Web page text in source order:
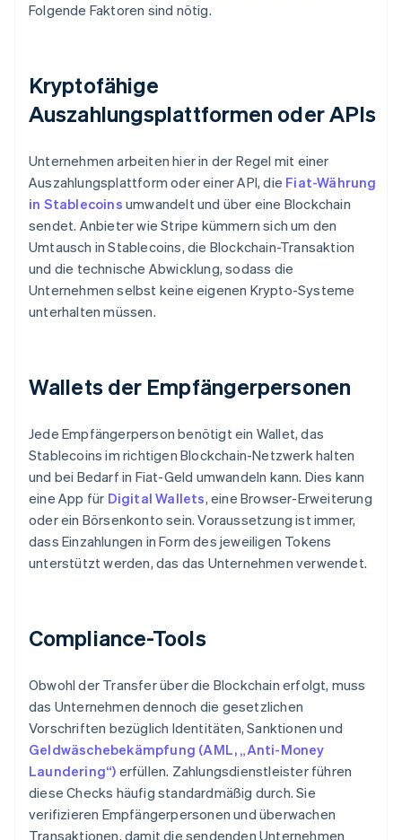
Folgende Faktoren sind nötig.
Kryptofähige
Auszahlungsplattformen oder APIs
Unternehmen arbeiten hier in der Regel mit einer
Auszahlungsplattform oder einer API, die Fiat-Währung
in Stablecoins umwandelt und über eine Blockchain
sendet. Anbieter wie Stripe kümmern sich um den
Umtausch in Stablecoins, die Blockchain-Transaktion
und die technische Abwicklung, sodass die
Unternehmen selbst keine eigenen Krypto-Systeme
unterhalten müssen.
Wallets der Empfängerpersonen
Jede Empfängerperson benötigt ein Wallet, das
Stablecoins im richtigen Blockchain-Netzwerk halten
und bei Bedarf in Fiat-Geld umwandeln kann. Dies kann
eine App für Digital Wallets, eine Browser-Erweiterung
oder ein Börsenkonto sein. Voraussetzung ist immer,
dass Einzahlungen in Form des jeweiligen Tokens
unterstützt werden, das das Unternehmen verwendet.
Compliance-Tools
Obwohl der Transfer über die Blockchain erfolgt, muss
das Unternehmen dennoch die gesetzlichen
Vorschriften bezüglich Identitäten, Sanktionen und
Geldwäschebekämpfung (AML, „Anti-Money
Laundering“) erfüllen. Zahlungsdienstleister führen
diese Checks häufig standardmäßig durch. Sie
verifizieren Empfängerpersonen und überwachen
Transaktionen, damit die sendenden Unternehmen